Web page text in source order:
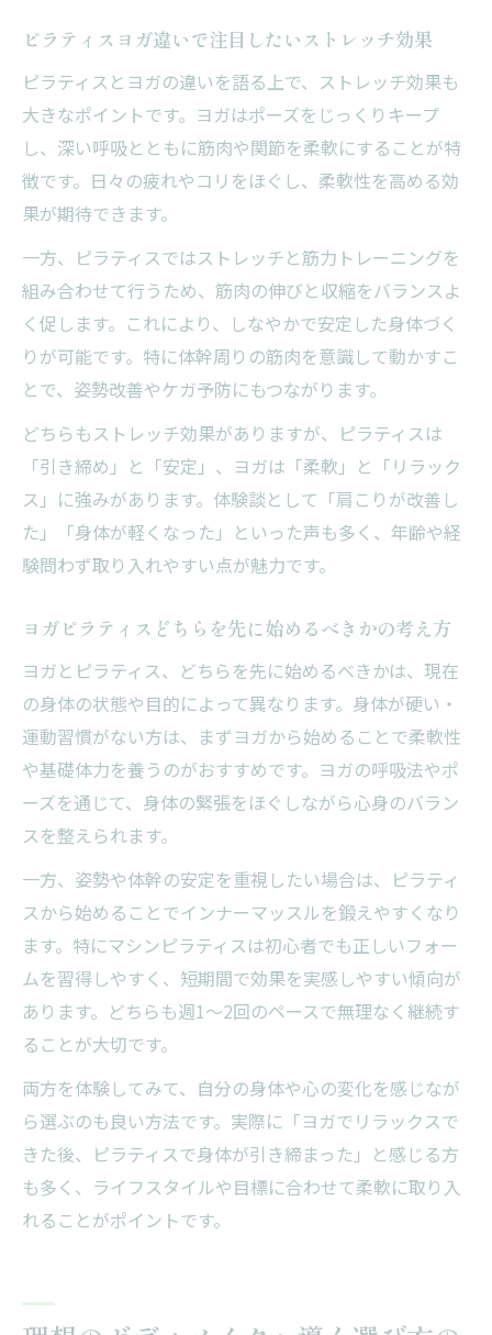
ピラティスヨガ違いで注目したいストレッチ効果
ピラティスとヨガの違いを語る上で、ストレッチ効果も
大きなポイントです。ヨガはポーズをじっくりキープ
し、深い呼吸とともに筋肉や関節を柔軟にすることが特
徴です。日々の疲れやコリをほぐし、柔軟性を高める効
果が期待できます。
一方、ピラティスではストレッチと筋力トレーニングを
組み合わせて行うため、筋肉の伸びと収縮をバランスよ
く促します。これにより、しなやかで安定した身体づく
りが可能です。特に体幹周りの筋肉を意識して動かすこ
とで、姿勢改善やケガ予防にもつながります。
どちらもストレッチ効果がありますが、ピラティスは
「引き締め」と「安定」、ヨガは「柔軟」と「リラック
ス」に強みがあります。体験談として「肩こりが改善し
た」「身体が軽くなった」といった声も多く、年齢や経
験問わず取り入れやすい点が魅力です。
ヨガピラティスどちらを先に始めるべきかの考え方
ヨガとピラティス、どちらを先に始めるべきかは、現在
の身体の状態や目的によって異なります。身体が硬い・
運動習慣がない方は、まずヨガから始めることで柔軟性
や基礎体力を養うのがおすすめです。ヨガの呼吸法やポ
ーズを通じて、身体の緊張をほぐしながら心身のバラン
スを整えられます。
一方、姿勢や体幹の安定を重視したい場合は、ピラティ
スから始めることでインナーマッスルを鍛えやすくなり
ます。特にマシンピラティスは初心者でも正しいフォー
ムを習得しやすく、短期間で効果を実感しやすい傾向が
あります。どちらも週1～2回のペースで無理なく継続す
ることが大切です。
両方を体験してみて、自分の身体や心の変化を感じなが
ら選ぶのも良い方法です。実際に「ヨガでリラックスで
きた後、ピラティスで身体が引き締まった」と感じる方
も多く、ライフスタイルや目標に合わせて柔軟に取り入
れることがポイントです。